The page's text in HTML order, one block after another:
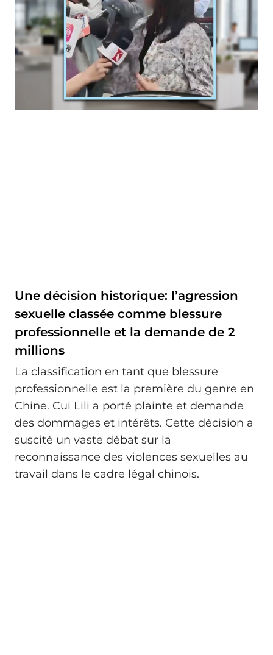
Une décision historique: l’agression
sexuelle classée comme blessure
professionnelle et la demande de 2
millions
La classification en tant que blessure
professionnelle est la première du genre en
Chine. Cui Lili a porté plainte et demande
des dommages et intérêts. Cette décision a
suscité un vaste débat sur la
reconnaissance des violences sexuelles au
travail dans le cadre légal chinois.